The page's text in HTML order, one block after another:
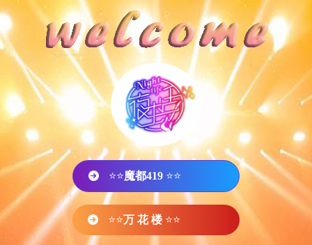
⭐⭐魔都419 ⭐⭐
⭐⭐万 花 楼 ⭐⭐